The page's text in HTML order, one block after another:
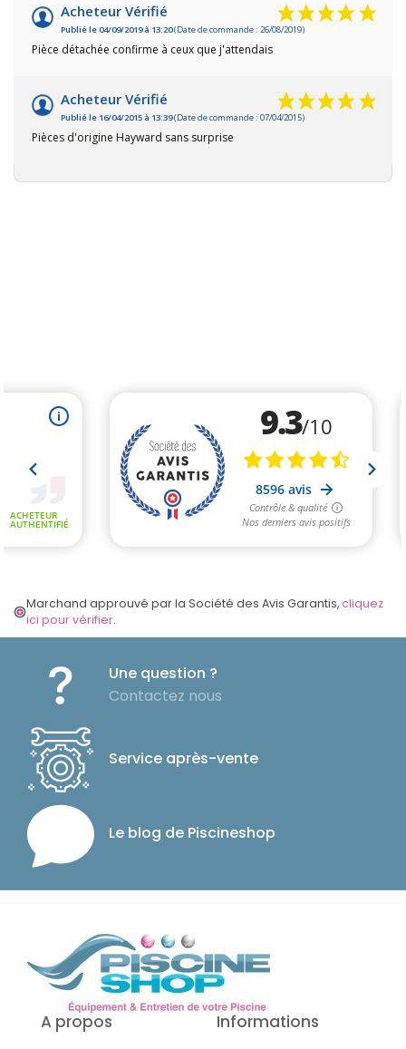
Acheteur Vérifié
Publié le 04/09/2019 à 13:20(Date de commande : 26/08/2019)
Pièce détachée confirme à ceux que j'attendais
Acheteur Vérifié
Publié le 16/04/2015 à 13:39(Date de commande : 07/04/2015)
Pièces d'origine Hayward sans surprise
Marchand approuvé par la Société des Avis Garantis,cliquez
ici pour vérifier.
Une question ?
Contactez nous
Service après-vente
Le blog de Piscineshop
A propos Informations